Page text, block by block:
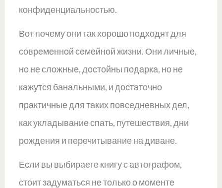
конфиденциальностью.
Вот почему они так хорошо подходят для
современной семейной жизни. Они личные,
но не сложные, достойны подарка, но не
кажутся банальными, и достаточно
практичные для таких повседневных дел,
как укладывание спать, путешествия, дни
рождения и перечитывание на диване.
Если вы выбираете книгу с автографом,
стоит задуматься не только о моменте